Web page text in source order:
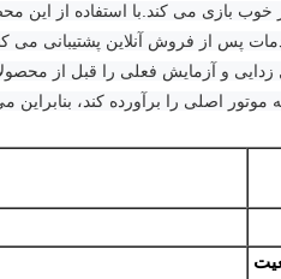
خوب بازی می کند.با استفاده از این
پس از فروش آنلاین پشتیبانی می
و آزمایش فعلی را قبل از
موتور اصلی را برآورده کند،